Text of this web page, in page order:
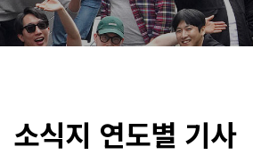
소식지 연도별 기사